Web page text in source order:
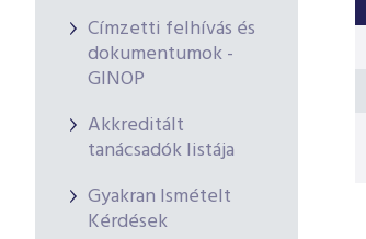
Címzetti felhívás és
dokumentumok -
GINOP
Akkreditált
tanácsadók listája
Gyakran Ismételt
Kérdések